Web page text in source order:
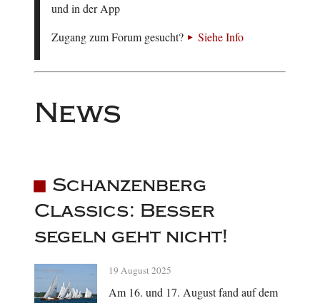
und in der App
Zugang zum Forum gesucht?
Siehe Info
News
Schanzenberg
Classics: Besser
segeln geht nicht!
19 August 2025
Am 16. und 17. August fand auf dem